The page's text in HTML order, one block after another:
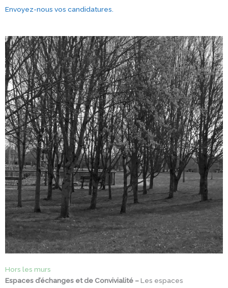
Envoyez-nous vos candidatures.
Hors les murs
Espaces d’échanges et de Convivialité –Les espaces